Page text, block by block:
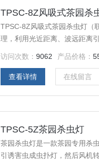
TPSC-8Z风吸式茶园杀
TPSC-8Z风吸式茶园杀虫灯（
理，利用光近距离、波远距离
访问次数：9062 产品价格：
查看详情 在线留言
TPSC-5Z茶园杀虫灯
茶园杀虫灯是一款茶园专用杀
引诱害虫成虫扑灯，然后风机